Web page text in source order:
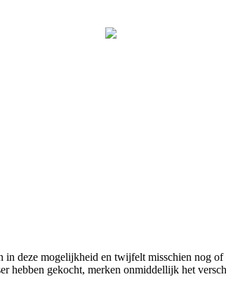
in deze mogelijkheid en twijfelt misschien nog
hebben gekocht, merken onmiddellijk het